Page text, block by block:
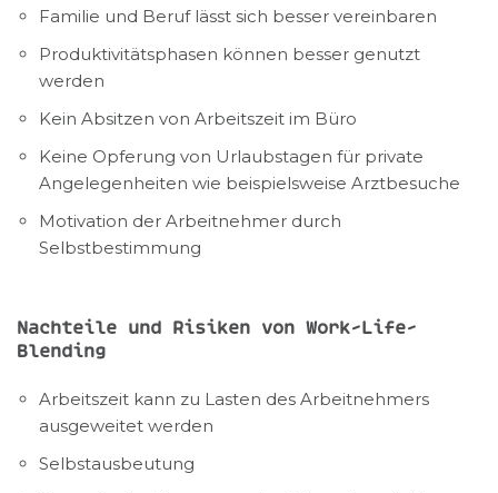
Familie und Beruf lässt sich besser vereinbaren
Produktivitätsphasen können besser genutzt
werden
Kein Absitzen von Arbeitszeit im Büro
Keine Opferung von Urlaubstagen für private
Angelegenheiten wie beispielsweise Arztbesuche
Motivation der Arbeitnehmer durch
Selbstbestimmung
Nachteile und Risiken von Work-Life-
Blending
Arbeitszeit kann zu Lasten des Arbeitnehmers
ausgeweitet werden
Selbstausbeutung